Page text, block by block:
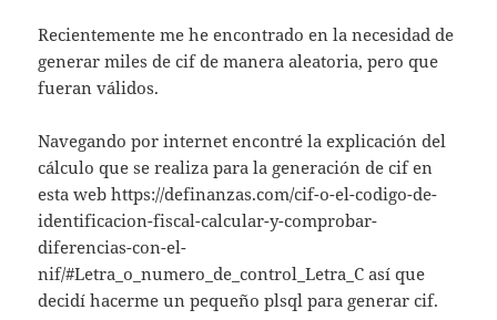
Recientemente me he encontrado en la necesidad de
generar miles de cif de manera aleatoria, pero que
fueran válidos.
Navegando por internet encontré la explicación del
cálculo que se realiza para la generación de cif en
esta web https://definanzas.com/cif-o-el-codigo-de-
identificacion-fiscal-calcular-y-comprobar-
diferencias-con-el-
nif/#Letra_o_numero_de_control_Letra_C así que
decidí hacerme un pequeño plsql para generar cif.